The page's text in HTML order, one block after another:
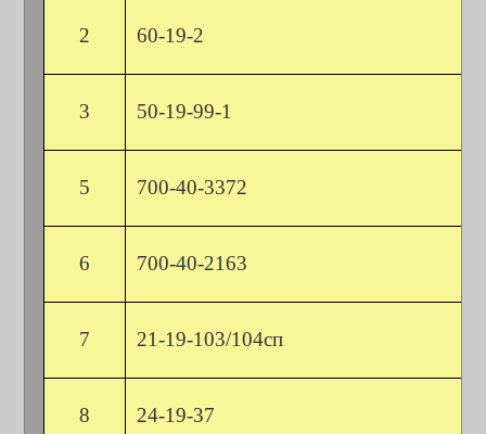
2 60-19-2
3 50-19-99-1
5 700-40-3372
6 700-40-2163
7 21-19-103/104сп
8 24-19-37